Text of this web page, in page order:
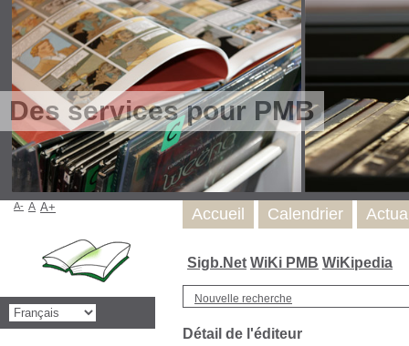
Des services pour PMB
Sigb.Net WiKi PMB WiKipedia
Nouvelle recherche
Détail de l'éditeur
Accueil Calendrier
A- A A+